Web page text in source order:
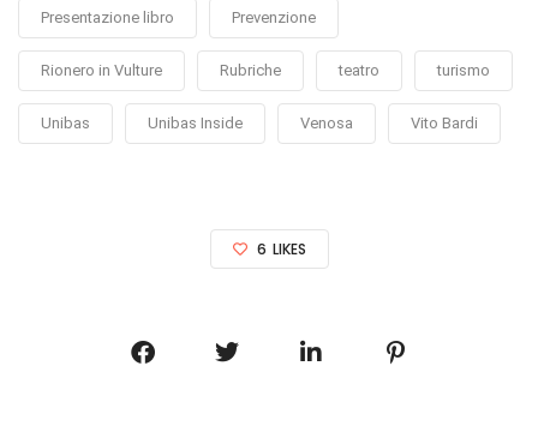
Presentazione libro Prevenzione
Rionero in Vulture Rubriche teatro turismo
Unibas Unibas Inside Venosa Vito Bardi
6 LIKES